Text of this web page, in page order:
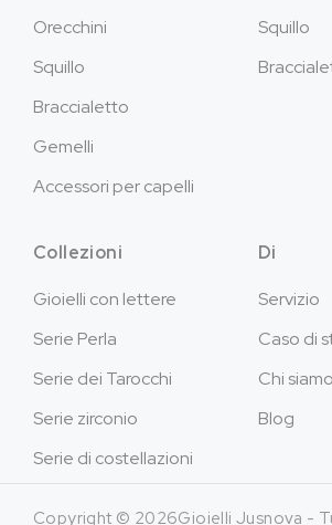
Orecchini
Squillo
Braccialetto
Gemelli
Accessori per capelli
Squillo
Collezioni
Gioielli con lettere
Serie Perla
Serie dei Tarocchi
Serie zirconio
Serie di costellazioni
Di
Servizio
Caso di
Chi siamo
Blog
Copyright © 2026Gioielli Jusnova -